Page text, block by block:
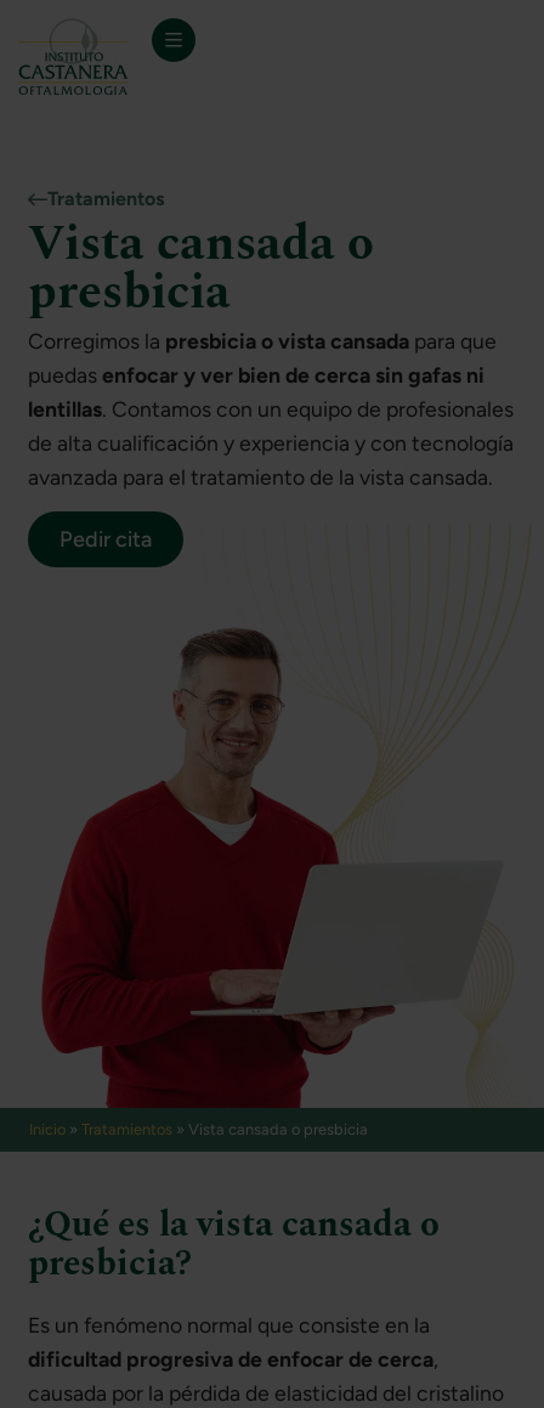
Tratamientos
Vista cansada o
presbicia
Corregimos la presbicia o vista cansada para que
puedasenfocar y ver bien de cerca sin gafas ni
lentillas. Contamos con un equipo de profesionales
de alta cualificación y experiencia y con tecnología
avanzada para el tratamiento de la vista cansada.
Pedir cita
Inicio » Tratamientos » Vista cansada o presbicia
¿Qué es la vista cansada o
presbicia?
Es un fenómeno normal que consiste en la
dificultad progresiva de enfocar de cerca,
causada por la pérdida de elasticidad del cristalino